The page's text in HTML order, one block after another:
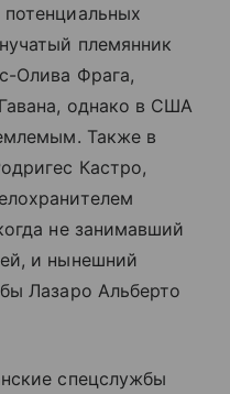
племянник
Олива Фрага,
однако в США
Также в
Кастро,
не занимавший
и нынешний
Лазаро Альберто
спецслужбы